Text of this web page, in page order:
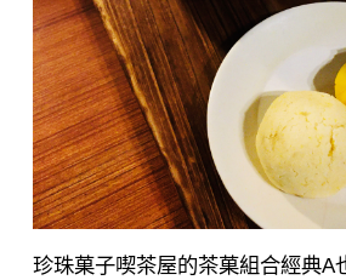
珍珠菓子喫茶屋的茶菓組合經典A